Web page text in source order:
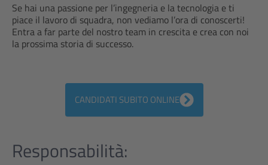
Se hai una passione per l’ingegneria e la tecnologia e ti
piace il lavoro di squadra, non vediamo l’ora di conoscerti!
Entra a far parte del nostro team in crescita e crea con noi
la prossima storia di successo.
CANDIDATI SUBITO ONLINE
Responsabilità: